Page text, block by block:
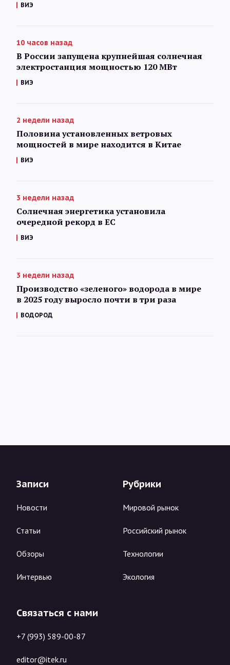
ВИЭ
10 часов назад
В России запущена крупнейшая солнечная
электростанция мощностью 120 МВт
ВИЭ
2 недели назад
Половина установленных ветровых
мощностей в мире находится в Китае
ВИЭ
3 недели назад
Солнечная энергетика установила
очередной рекорд в ЕС
ВИЭ
3 недели назад
Производство «зеленого» водорода в мире
в 2025 году выросло почти в три раза
ВОДОРОД
Записи
Новости
Статьи
Обзоры
Интервью
Рубрики
Мировой рынок
Российский рынок
Технологии
Экология
Связаться с нами
+7 (993) 589-00-87
editor@itek.ru